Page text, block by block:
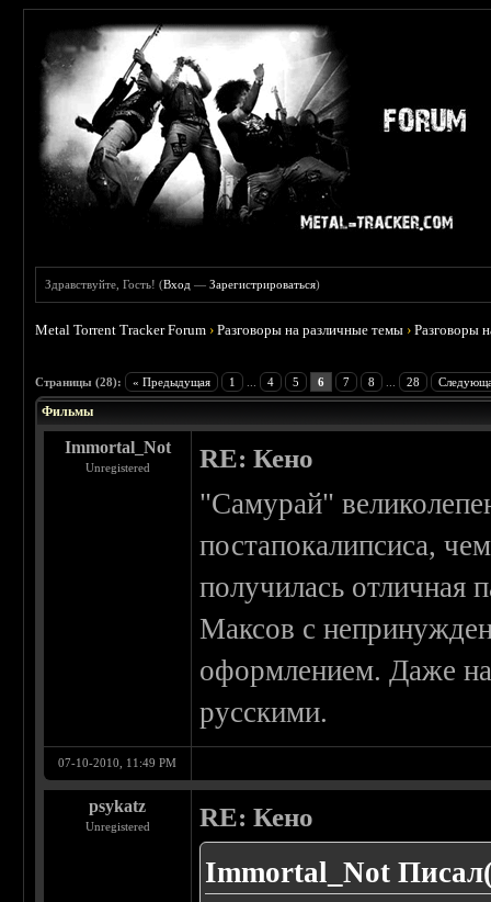
Здравствуйте, Гость! (Вход —Зарегистрироваться)
Metal Torrent Tracker Forum ›Разговоры на различные темы ›Разговоры
Страницы (28): « Предыдущая 1 4 5 6 7 8 28
Фильмы
Immortal_Not
Unregistered RE: Кено
"Самурай"
постапокалипсиса,
получилась отличная
Максов с
оформлением. Даже
русскими.
07-10-2010, 11:49 PM
psykatz
Unregistered RE: Кено
Immortal_Not